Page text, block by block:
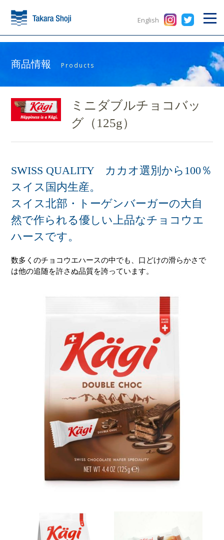
English
商品情報 Products
ミニダブルチョコバッ
グ（125g）
SWISS QUALITY カカオ選別から100％
スイス国内生産。
スイス北部・トーゲンバーガーの大自
然で作られる優しい上品なチョコウエ
ハースです。
数多くのチョコウエハースの中でも、口どけの滑らかさで
は他の追随を許さぬ品質を誇っています。